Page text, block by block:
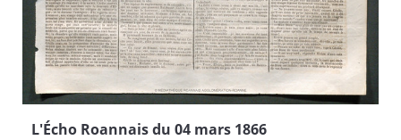
L'Écho Roannais du 04 mars 1866